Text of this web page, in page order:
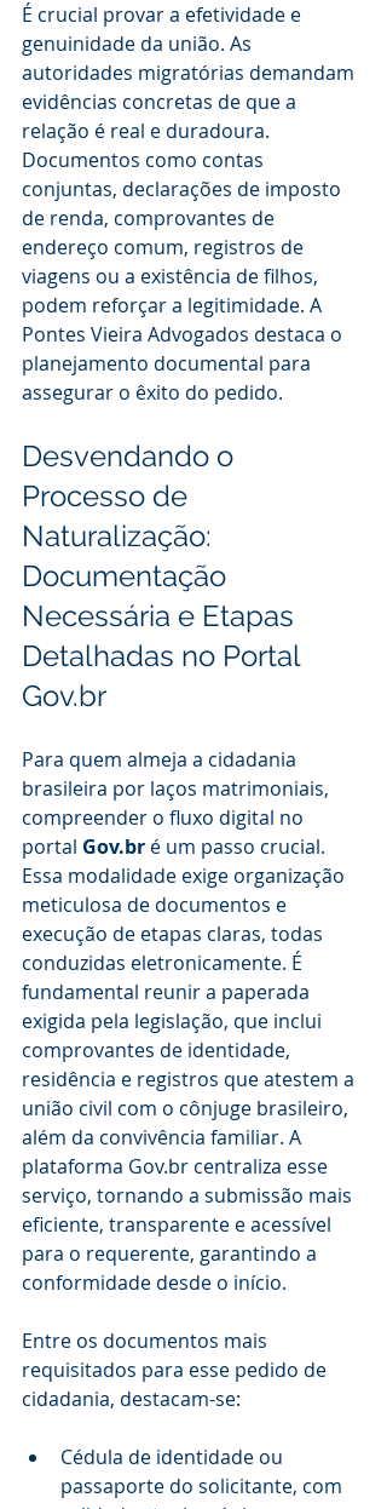
É crucial provar a efetividade e
genuinidade da união. As
autoridades migratórias demandam
evidências concretas de que a
relação é real e duradoura.
Documentos como contas
conjuntas, declarações de imposto
de renda, comprovantes de
endereço comum, registros de
viagens ou a existência de filhos,
podem reforçar a legitimidade. A
Pontes Vieira Advogados destaca o
planejamento documental para
assegurar o êxito do pedido.
Desvendando o
Processo de
Naturalização:
Documentação
Necessária e Etapas
Detalhadas no Portal
Gov.br
Para quem almeja a cidadania
brasileira por laços matrimoniais,
compreender o fluxo digital no
portal Gov.br é um passo crucial.
Essa modalidade exige organização
meticulosa de documentos e
execução de etapas claras, todas
conduzidas eletronicamente. É
fundamental reunir a paperada
exigida pela legislação, que inclui
comprovantes de identidade,
residência e registros que atestem a
união civil com o cônjuge brasileiro,
além da convivência familiar. A
plataforma Gov.br centraliza esse
serviço, tornando a submissão mais
eficiente, transparente e acessível
para o requerente, garantindo a
conformidade desde o início.
Entre os documentos mais
requisitados para esse pedido de
cidadania, destacam-se:
Cédula de identidade ou
passaporte do solicitante, com